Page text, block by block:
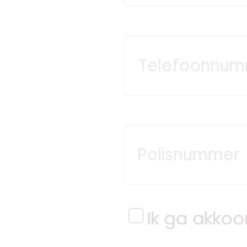
Polisnummer
Ik ga